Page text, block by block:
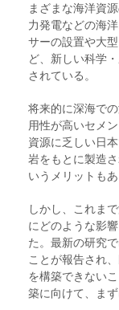
まざまな海洋資
力発電などの海
サーの設置や大
ど、新しい科学
されている。
将来的に深海で
用性が高いセメ
資源に乏しい日
岩をもとに製造
いうメリットもあ
しかし、これま
にどのような影
た。最新の研究
ことが報告され
を構築できない
築に向けて、ま